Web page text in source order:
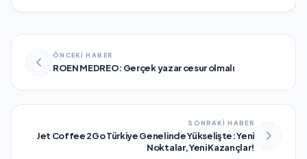
ÖNCEKİ HABER
ROEN MEDREO: Gerçek yazar cesur olmalı
SONRAKİ HABER
Jet Coffee 2Go Türkiye Genelinde Yükselişte: Yeni
Noktalar, Yeni Kazançlar!